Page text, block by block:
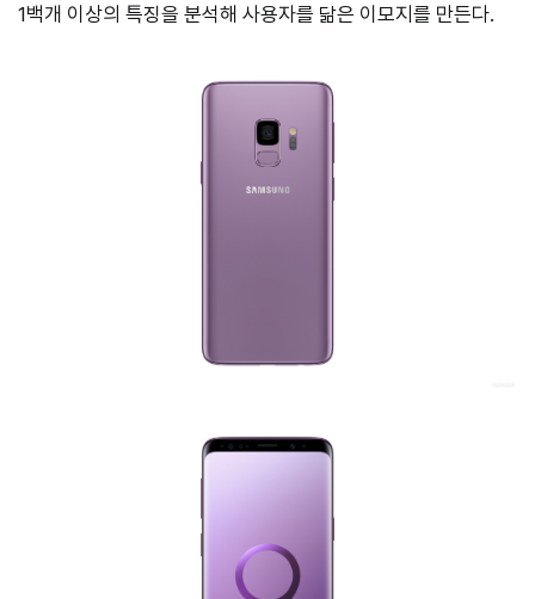
1백개 이상의 특징을 분석해 사용자를 닮은 이모지를 만든다.